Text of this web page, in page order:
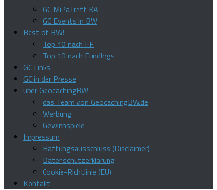
GC MiPaTreff KA
GC Events in BW
Best of BW!
Top 10 nach FP
Top 10 nach Fundlogs
GC Links
GC in der Presse
über GeocachingBW
das Team von GeocachingBW.de
Werbung
Gewinnspiele
Impressum
Haftungsausschluss (Disclaimer)
Datenschutzerklärung
Cookie-Richtlinie (EU)
Kontakt